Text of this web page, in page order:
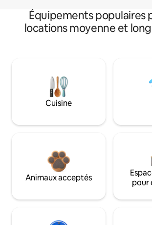
Équipements populaires
locations moyenne et
Cuisine
Animaux acceptés
pour